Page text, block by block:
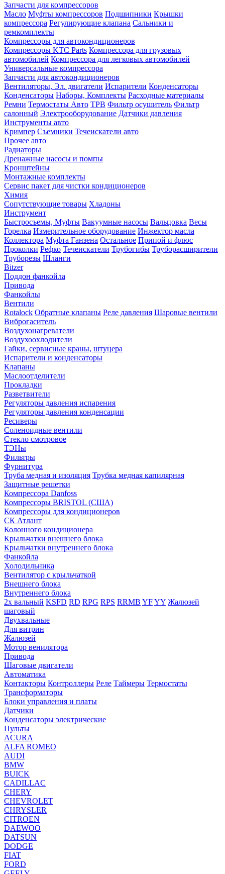
Запчасти для компрессоров
Масло Муфты компрессоров Подшипники Крышки
компрессора Регулирующие клапана Сальники и
ремкомплекты
Компрессоры для автокондиционеров
Компрессоры KTC Parts Компрессора для грузовых
автомобилей Компрессора для легковых автомобилей
Универсальные компрессора
Запчасти для автокондиционеров
Вентиляторы, Эл. двигатели Испарители Конденсаторы
Конденсаторы Наборы, Комплекты Расходные материалы
Ремни Термостаты Авто ТРВ Фильтр осушитель Фильтр
салонный Электрооборудование Датчики давления
Инструменты авто
Кримпер Съемники Течеискатели авто
Прочее авто
Радиаторы
Дренажные насосы и помпы
Кронштейны
Монтажные комплекты
Сервис пакет для чистки кондиционеров
Химия
Сопутствующие товары Хладоны
Инструмент
Быстросъемы, Муфты Вакуумные насосы Вальцовка Весы
Горелка Измерительное оборудование Инжектор масла
Коллектора Муфта Ганзена Остальное Припой и флюс
Проколки Рефко Течеискатели Трубогибы Труборасширители
Труборезы Шланги
Bitzer
Поддон фанкойла
Привода
Фанкойлы
Вентили
Rotalock Обратные клапаны Реле давления Шаровые вентили
Виброгаситель
Воздухонагреватели
Воздухоохлодители
Гайки, сервисные краны, штуцера
Испарители и конденсаторы
Клапаны
Маслоотделители
Прокладки
Разветвители
Регуляторы давления испарения
Регуляторы давления конденсации
Ресиверы
Соленоидные вентили
Стекло смотровое
ТЭНы
Фильтры
Фурнитура
Труба медная и изоляция Трубка медная капилярная
Защитные решетки
Компрессора Danfoss
Компрессоры BRISTOL (США)
Компрессоры для кондиционеров
СК Атлант
Колонного кондиционера
Крыльчатки внешнего блока
Крыльчатки внутреннего блока
Фанкойла
Холодильника
Вентилятор с крыльчаткой
Внешнего блока
Внутреннего блока
2х вальный KSFD RD RPG RPS RRMB YFYY Жалюзей
шаговый
Двухвальные
Для витрин
Жалюзей
Мотор венилятора
Привода
Шаговые двигатели
Автоматика
Контакторы Контроллеры Реле Таймеры Термостаты
Трансформаторы
Блоки управления и платы
Датчики
Конденсаторы электрические
Пульты
ACURA
ALFA ROMEO
AUDI
BMW
BUICK
CADILLAC
CHERY
CHEVROLET
CHRYSLER
CITROEN
DAEWOO
DATSUN
DODGE
FIAT
FORD